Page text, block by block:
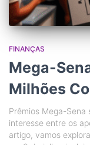
FINANÇAS
Mega-
Milhões
Prêmios Mega-
interesse entre os
artigo, vamos